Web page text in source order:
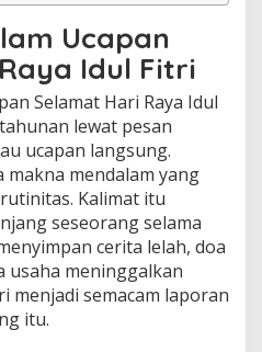
Ucapan
Idul Fitri
Selamat Hari Raya Idul
lewat pesan
ucapan langsung.
makna mendalam yang
Kalimat itu
seseorang selama
cerita lelah, doa
usaha meninggalkan
menjadi semacam laporan
itu.